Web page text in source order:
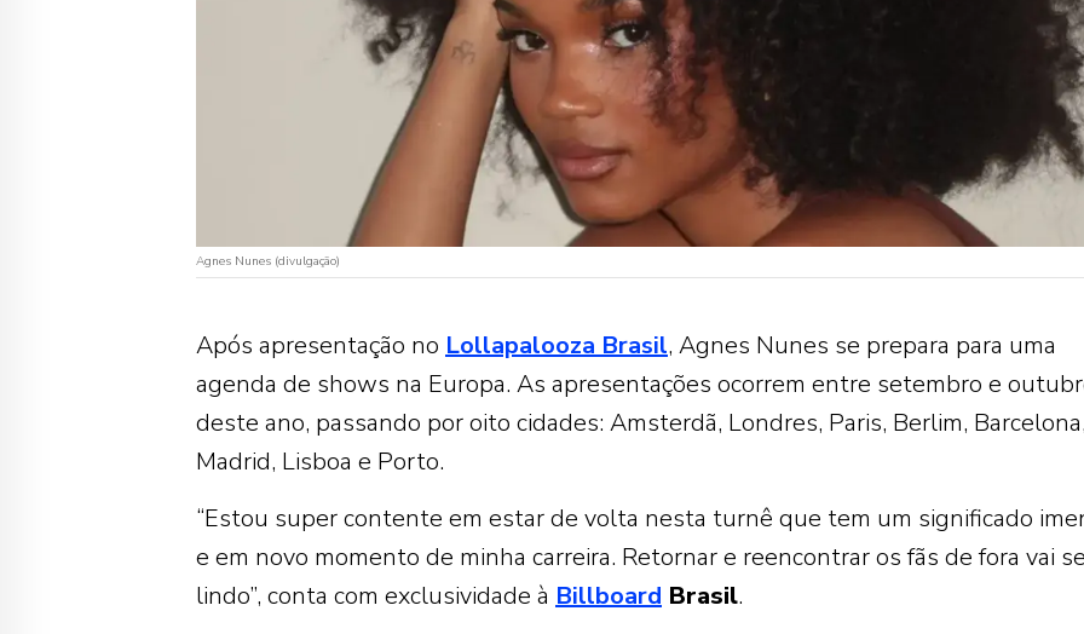
Agnes Nunes (divulgação)
Após apresentação no Lollapalooza Brasil, Agnes Nunes se prepara para uma
agenda de shows na Europa. As apresentações ocorrem entre setembro e
deste ano, passando por oito cidades: Amsterdã, Londres, Paris, Berlim, Barcelona,
Madrid, Lisboa e Porto.
“Estou super contente em estar de volta nesta turnê que tem um significado
e em novo momento de minha carreira. Retornar e reencontrar os fãs de fora vai
lindo”, conta com exclusividade à Billboard Brasil.